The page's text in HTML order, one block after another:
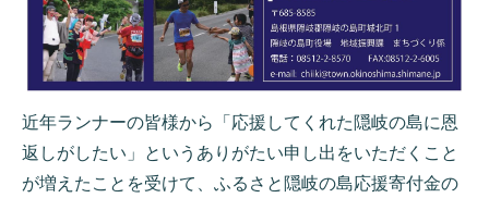
近年ランナーの皆様から「応援してくれた隠岐の島に恩
返しがしたい」というありがたい申し出をいただくこと
が増えたことを受けて、ふるさと隠岐の島応援寄付金の